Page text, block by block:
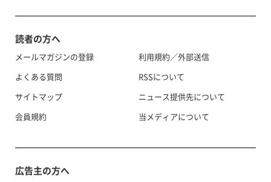
読者の方へ
メールマガジンの登録
よくある質問
サイトマップ
会員規約
利用規約／外部送信
RSSについて
ニュース提供先について
当メディアについて
広告主の方へ